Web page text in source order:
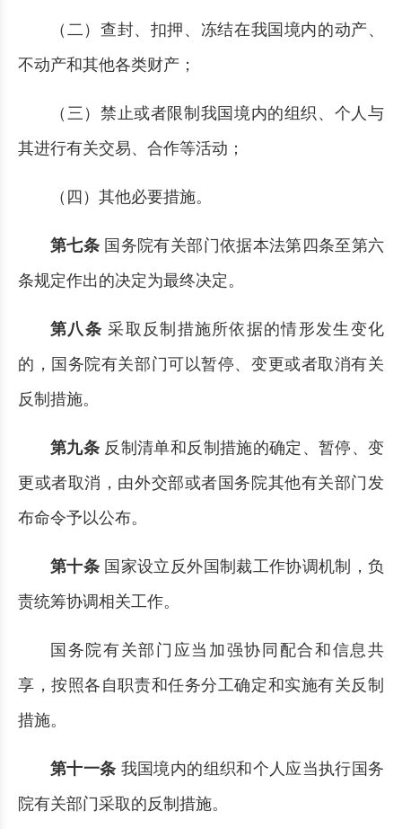
（二）查封、扣押、冻结在我国境内的动产、
不动产和其他各类财产；
（三）禁止或者限制我国境内的组织、个人与
其进行有关交易、合作等活动；
（四）其他必要措施。
第七条 国务院有关部门依据本法第四条至第六
条规定作出的决定为最终决定。
第八条 采取反制措施所依据的情形发生变化
的，国务院有关部门可以暂停、变更或者取消有关
反制措施。
第九条 反制清单和反制措施的确定、暂停、变
更或者取消，由外交部或者国务院其他有关部门发
布命令予以公布。
第十条 国家设立反外国制裁工作协调机制，负
责统筹协调相关工作。
国务院有关部门应当加强协同配合和信息共
享，按照各自职责和任务分工确定和实施有关反制
措施。
第十一条 我国境内的组织和个人应当执行国务
院有关部门采取的反制措施。